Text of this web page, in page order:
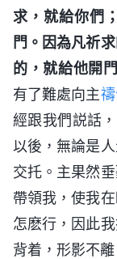
求，就給你們
門。因為凡祈
的，就給他開
有了難處向主
經跟我們説話
以後，無論是
交托。主果然
帶領我，使我
怎麽行，因此
背着，形影不離